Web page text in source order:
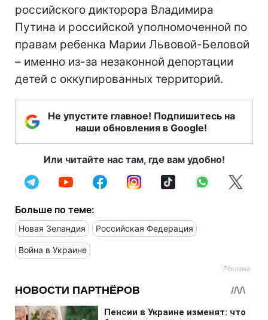
российского дикторора Владимира
Путина и российской уполномоченной по
правам ребенка Марии Львовой-Беловой
– именно из-за незаконной депортации
детей с оккупированных территорий.
Не упустите главное! Подпишитесь на
наши обновления в Google!
Или читайте нас там, где вам удобно!
Больше по теме:
Новая Зеландия Российская Федерация
Война в Украине